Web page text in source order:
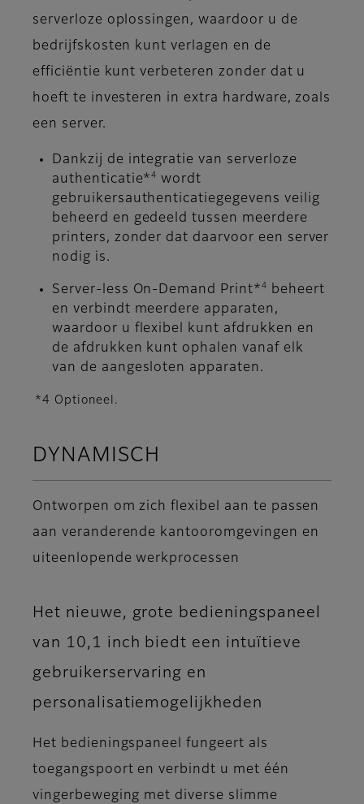
serverloze oplossingen, waardoor u de
bedrijfskosten kunt verlagen en de
efficiëntie kunt verbeteren zonder dat u
hoeft te investeren in extra hardware, zoals
een server.
Dankzij de integratie van serverloze
authenticatie*4
wordt
gebruikersauthenticatiegegevens veilig
beheerd en gedeeld tussen meerdere
printers, zonder dat daarvoor een server
nodig is.
Server-less On-Demand Print* 4
beheert
en verbindt meerdere apparaten,
waardoor u flexibel kunt afdrukken en
de afdrukken kunt ophalen vanaf elk
van de aangesloten apparaten.
*4 Optioneel.
DYNAMISCH
Ontworpen om zich flexibel aan te passen
aan veranderende kantooromgevingen en
uiteenlopende werkprocessen
Het nieuwe, grote bedieningspaneel
van 10,1 inch biedt een intuïtieve
gebruikerservaring en
personalisatiemogelijkheden
Het bedieningspaneel fungeert als
toegangspoort en verbindt u met één
vingerbeweging met diverse slimme